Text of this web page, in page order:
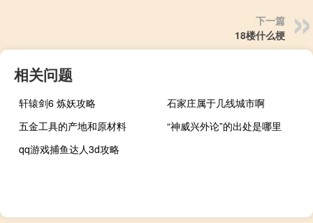
下一篇
18楼什么梗
相关问题
轩辕剑6 炼妖攻略
石家庄属于几线城市啊
五金工具的产地和原材料
“神威兴外论”的出处是哪里
qq游戏捕鱼达人3d攻略